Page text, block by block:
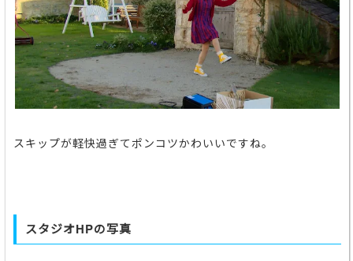
スキップが軽快過ぎてポンコツかわいいですね。
スタジオHPの写真